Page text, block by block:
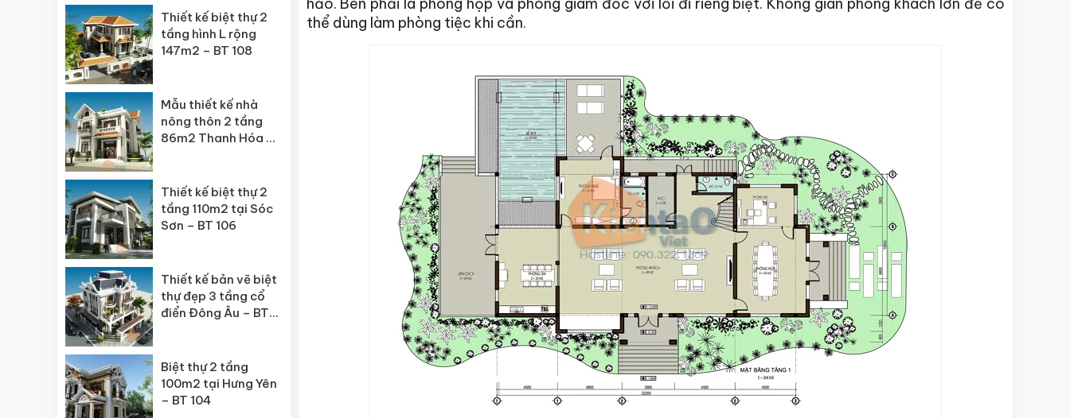
thể dùng làm phòng tiệc khi cần.
Thiết kế biệt thự 2
tầng hình L rộng
147m2 – BT 108
Mẫu thiết kế nhà
nông thôn 2 tầng
86m2 Thanh Hóa –
Thiết kế biệt thự 2
tầng 110m2 tại Sóc
Sơn – BT 106
Thiết kế bản vẽ biệt
thự đẹp 3 tầng cổ
điển Đông Âu – BT
Biệt thự 2 tầng
100m2 tại Hưng Yên
– BT 104